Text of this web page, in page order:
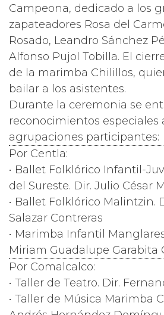
Campeona, dedicado a los
zapateadores Rosa del
Rosado, Leandro Sánchez
Alfonso Pujol Tobilla. El
de la marimba Chilillos,
bailar a los asistentes.
Durante la ceremonia se
reconocimientos especiales
agrupaciones participantes:
Por Centla:
• Ballet Folklórico Infantil-
del Sureste. Dir. Julio César
• Ballet Folklórico Malintzin.
Salazar Contreras
• Marimba Infantil
Miriam Guadalupe Garabita
Por Comalcalco:
• Taller de Teatro. Dir.
• Taller de Música Marimba